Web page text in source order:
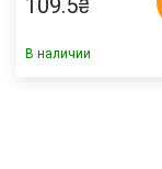
109.5₴
В наличии